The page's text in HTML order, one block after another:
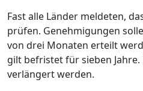
Fast alle Länder meldeten,
prüfen. Genehmigungen
von drei Monaten erteilt
gilt befristet für sieben
verlängert werden.